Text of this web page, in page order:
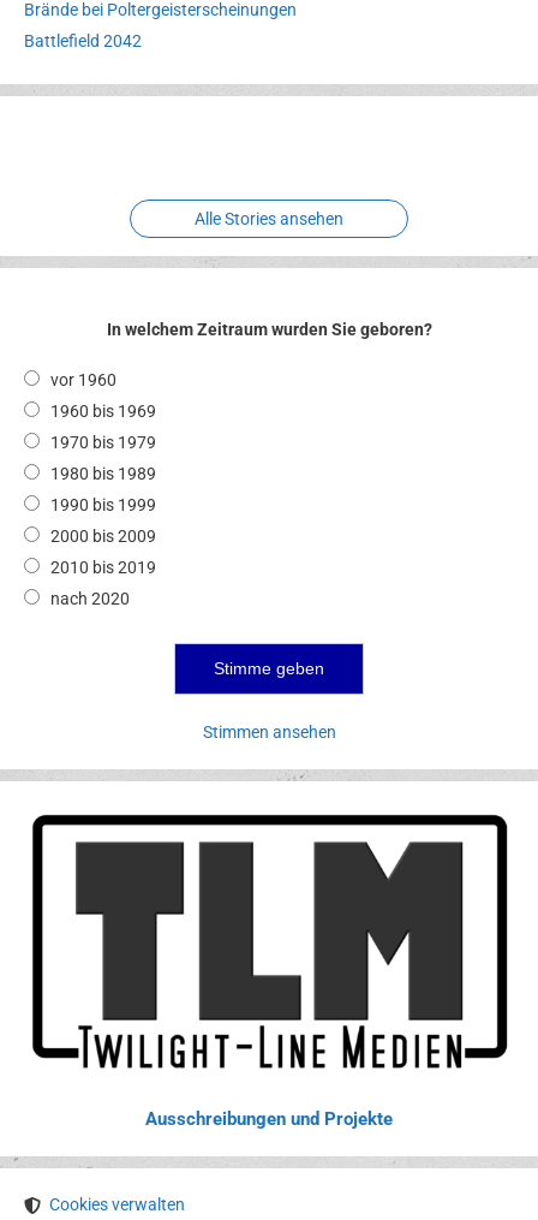
Brände bei Poltergeisterscheinungen
Battlefield 2042
Erlebnispark
Verbotene
Alle Stories ansehen
In welchem Zeitraum wurden Sie geboren?
vor 1960
1960 bis 1969
1970 bis 1979
1980 bis 1989
1990 bis 1999
2000 bis 2009
2010 bis 2019
nach 2020
Stimmen ansehen
Ausschreibungen und Projekte
Cookies verwalten